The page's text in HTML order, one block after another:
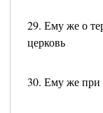
29. Ему же о
церковь
30. Ему же при